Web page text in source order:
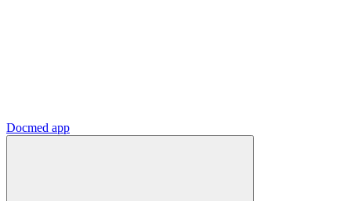
Docmed app